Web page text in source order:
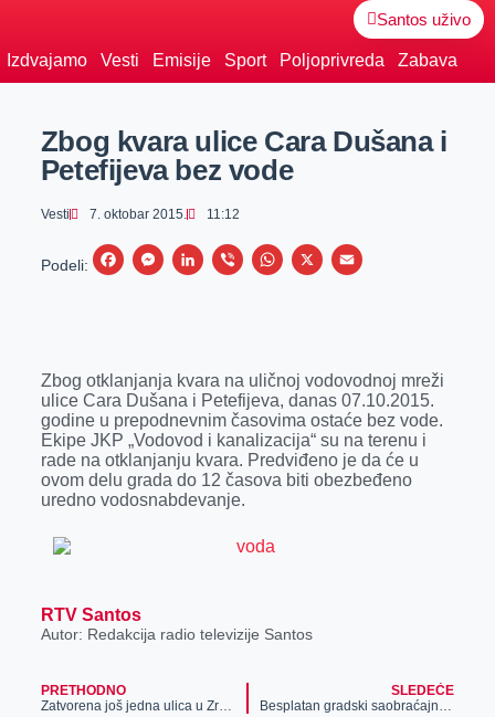
Santos uživo
Izdvajamo Vesti Emisije Sport Poljoprivreda Zabava
Zbog kvara ulice Cara Dušana i
Petefijeva bez vode
Vesti 7. oktobar 2015. 11:12
Podeli:
F
b
o
o
k
M
e
n
g
e
r
L
e
d
n
V
r
W
s
A
p
p
X
E
l
Zbog otklanjanja kvara na uličnoj vodovodnoj mreži
ulice Cara Dušana i Petefijeva, danas 07.10.2015.
godine u prepodnevnim časovima ostaće bez vode.
Ekipe JKP „Vodovod i kanalizacija“ su na terenu i
rade na otklanjanju kvara. Predviđeno je da će u
ovom delu grada do 12 časova biti obezbeđeno
uredno vodosnabdevanje.
RTV Santos
Autor: Redakcija radio televizije Santos
PRETHODNO
Zatvorena još jedna ulica u Zrenjaninu zbog radova
SLEDEĆE
Besplatan gradski saobraćajni prevoz ide do „Aviv parka Zrenjanin“